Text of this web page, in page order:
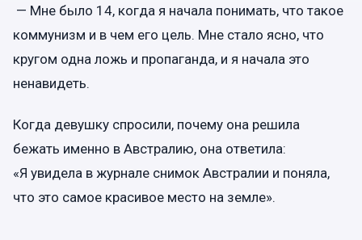
— Мне было 14, когда я начала понимать, что такое
коммунизм и в чем его цель. Мне стало ясно, что
кругом одна ложь и пропаганда, и я начала это
ненавидеть.
Когда девушку спросили, почему она решила
бежать именно в Австралию, она ответила:
«Я увидела в журнале снимок Австралии и поняла,
что это самое красивое место на земле».